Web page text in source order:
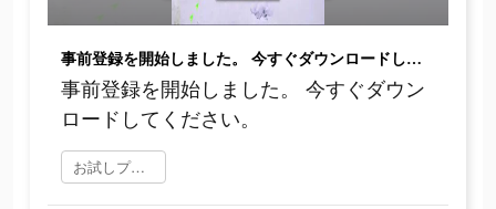
事前登録を開始しました。 今すぐダウンロードしてください。
事前登録を開始しました。 今すぐダウン
ロードしてください。
お試しプレイ